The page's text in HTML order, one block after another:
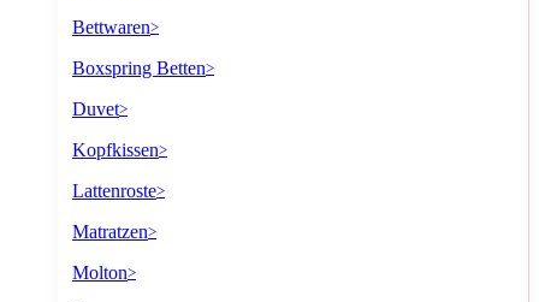
Bettwaren>
Boxspring Betten>
Duvet>
Kopfkissen>
Lattenroste>
Matratzen>
Molton>